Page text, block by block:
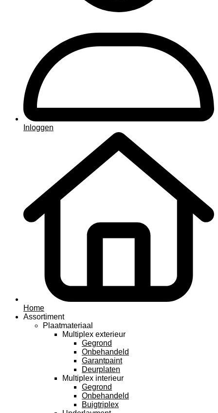
Inloggen
Home
Assortiment
Plaatmateriaal
Multiplex exterieur
Gegrond
Onbehandeld
Garantpaint
Deurplaten
Multiplex interieur
Gegrond
Onbehandeld
Buigtriplex